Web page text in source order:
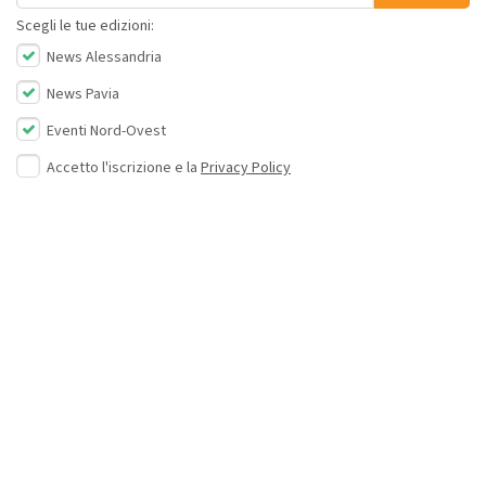
Scegli le tue edizioni:
News Alessandria
News Pavia
Eventi Nord-Ovest
Accetto l'iscrizione e la Privacy Policy